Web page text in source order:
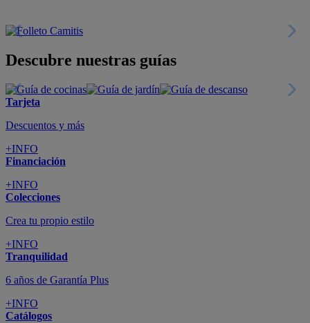
Descubre nuestras guías
Tarjeta
Descuentos y más
+INFO
Financiación
+INFO
Colecciones
Crea tu propio estilo
+INFO
Tranquilidad
6 años de Garantía Plus
+INFO
Catálogos